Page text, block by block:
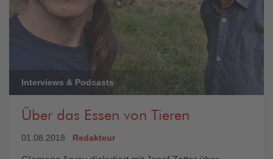
Interviews & Podcasts
Über das Essen von Tieren
01.08.2018 Redakteur